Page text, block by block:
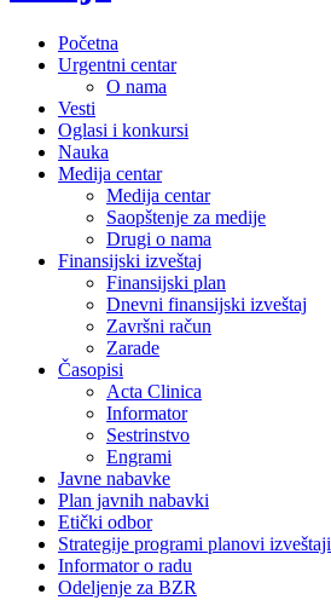
Početna
Urgentni centar
O nama
Vesti
Oglasi i konkursi
Nauka
Medija centar
Medija centar
Saopštenje za medije
Drugi o nama
Finansijski izveštaj
Finansijski plan
Dnevni finansijski izveštaj
Završni račun
Zarade
Časopisi
Acta Clinica
Informator
Sestrinstvo
Engrami
Javne nabavke
Plan javnih nabavki
Etički odbor
Strategije programi planovi izveštaji
Informator o radu
Odeljenje za BZR